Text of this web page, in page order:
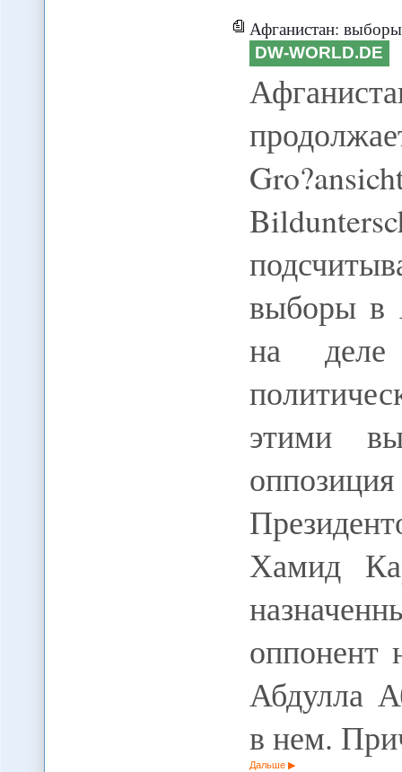
Афганистан:
DW-WORLD.DE
выборы в
на
этими
Хамид
оппонент
Абдулла
в нем.
Дальше